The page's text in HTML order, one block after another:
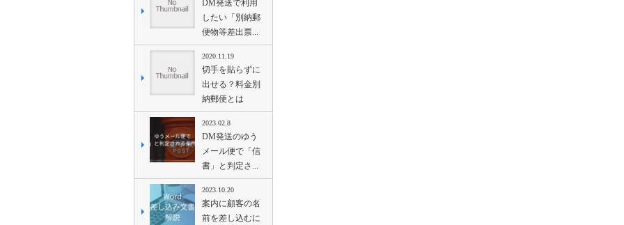
DM発送で利用
したい「別納郵
便物等差出票...
2020.11.19
切手を貼らずに
出せる？料金別
納郵便とは
2023.02.8
DM発送のゆう
メール便で「信
書」と判定さ...
2023.10.20
案内に顧客の名
前を差し込むに